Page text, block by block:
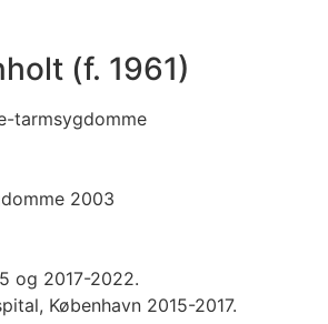
(f. 1961)
tarmsygdomme
2003
og 2017-2022.
København 2015-2017.